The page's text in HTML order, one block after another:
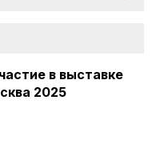
в выставке
2025